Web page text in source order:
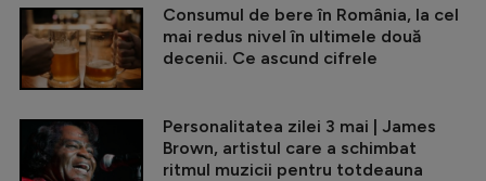
Consumul de bere în România, la cel
mai redus nivel în ultimele două
decenii. Ce ascund cifrele
Personalitatea zilei 3 mai | James
Brown, artistul care a schimbat
ritmul muzicii pentru totdeauna